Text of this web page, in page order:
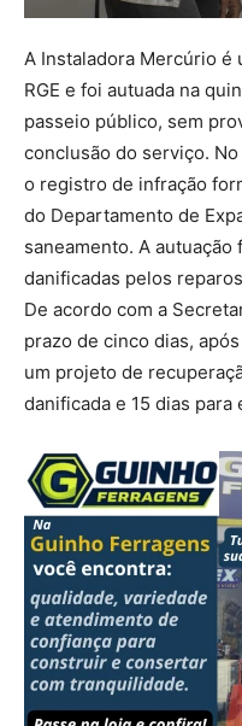
A Instaladora Mercúrio é
RGE e foi autuada na
passeio público, sem
conclusão do serviço.
o registro de infração
do Departamento de
saneamento. A
danificadas pelos
De acordo com a
prazo de cinco dias,
um projeto de
danificada e 15 dias para